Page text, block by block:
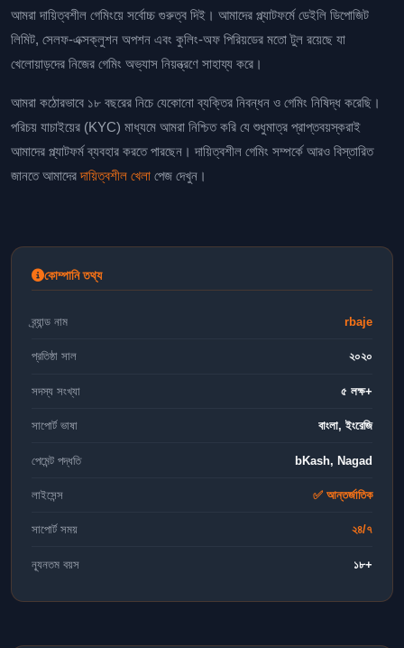
আমরা দায়িত্বশীল গেমিংয়ে সর্বোচ্চ গুরুত্ব দিই। আমাদের প্ল্যাটফর্মে ডেইলি ডিপোজিট
লিমিট, সেলফ-এক্সক্লুশন অপশন এবং কুলিং-অফ পিরিয়ডের মতো টুল রয়েছে যা
খেলোয়াড়দের নিজের গেমিং অভ্যাস নিয়ন্ত্রণে সাহায্য করে।
আমরা কঠোরভাবে ১৮ বছরের নিচে যেকোনো ব্যক্তির নিবন্ধন ও গেমিং নিষিদ্ধ করেছি।
পরিচয় যাচাইয়ের (KYC) মাধ্যমে আমরা নিশ্চিত করি যে শুধুমাত্র প্রাপ্তবয়স্করাই
আমাদের প্ল্যাটফর্ম ব্যবহার করতে পারছেন। দায়িত্বশীল গেমিং সম্পর্কে আরও বিস্তারিত
জানতে আমাদেরদায়িত্বশীল খেলা পেজ দেখুন।
কোম্পানি তথ্য
ব্র্যান্ড নাম rbaje
প্রতিষ্ঠা সাল ২০২০
সদস্য সংখ্যা ৫ লক্ষ+
সাপোর্ট ভাষা বাংলা, ইংরেজি
পেমেন্ট পদ্ধতি bKash, Nagad
লাইসেন্স ✅ আন্তর্জাতিক
সাপোর্ট সময় ২৪/৭
ন্যূনতম বয়স ১৮+